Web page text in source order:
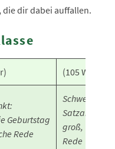
dir dabei auffallen.
(105 Wörter)
Geburtstag
Rede
Schwerpunkt:
Satzanfang
groß,
Rede